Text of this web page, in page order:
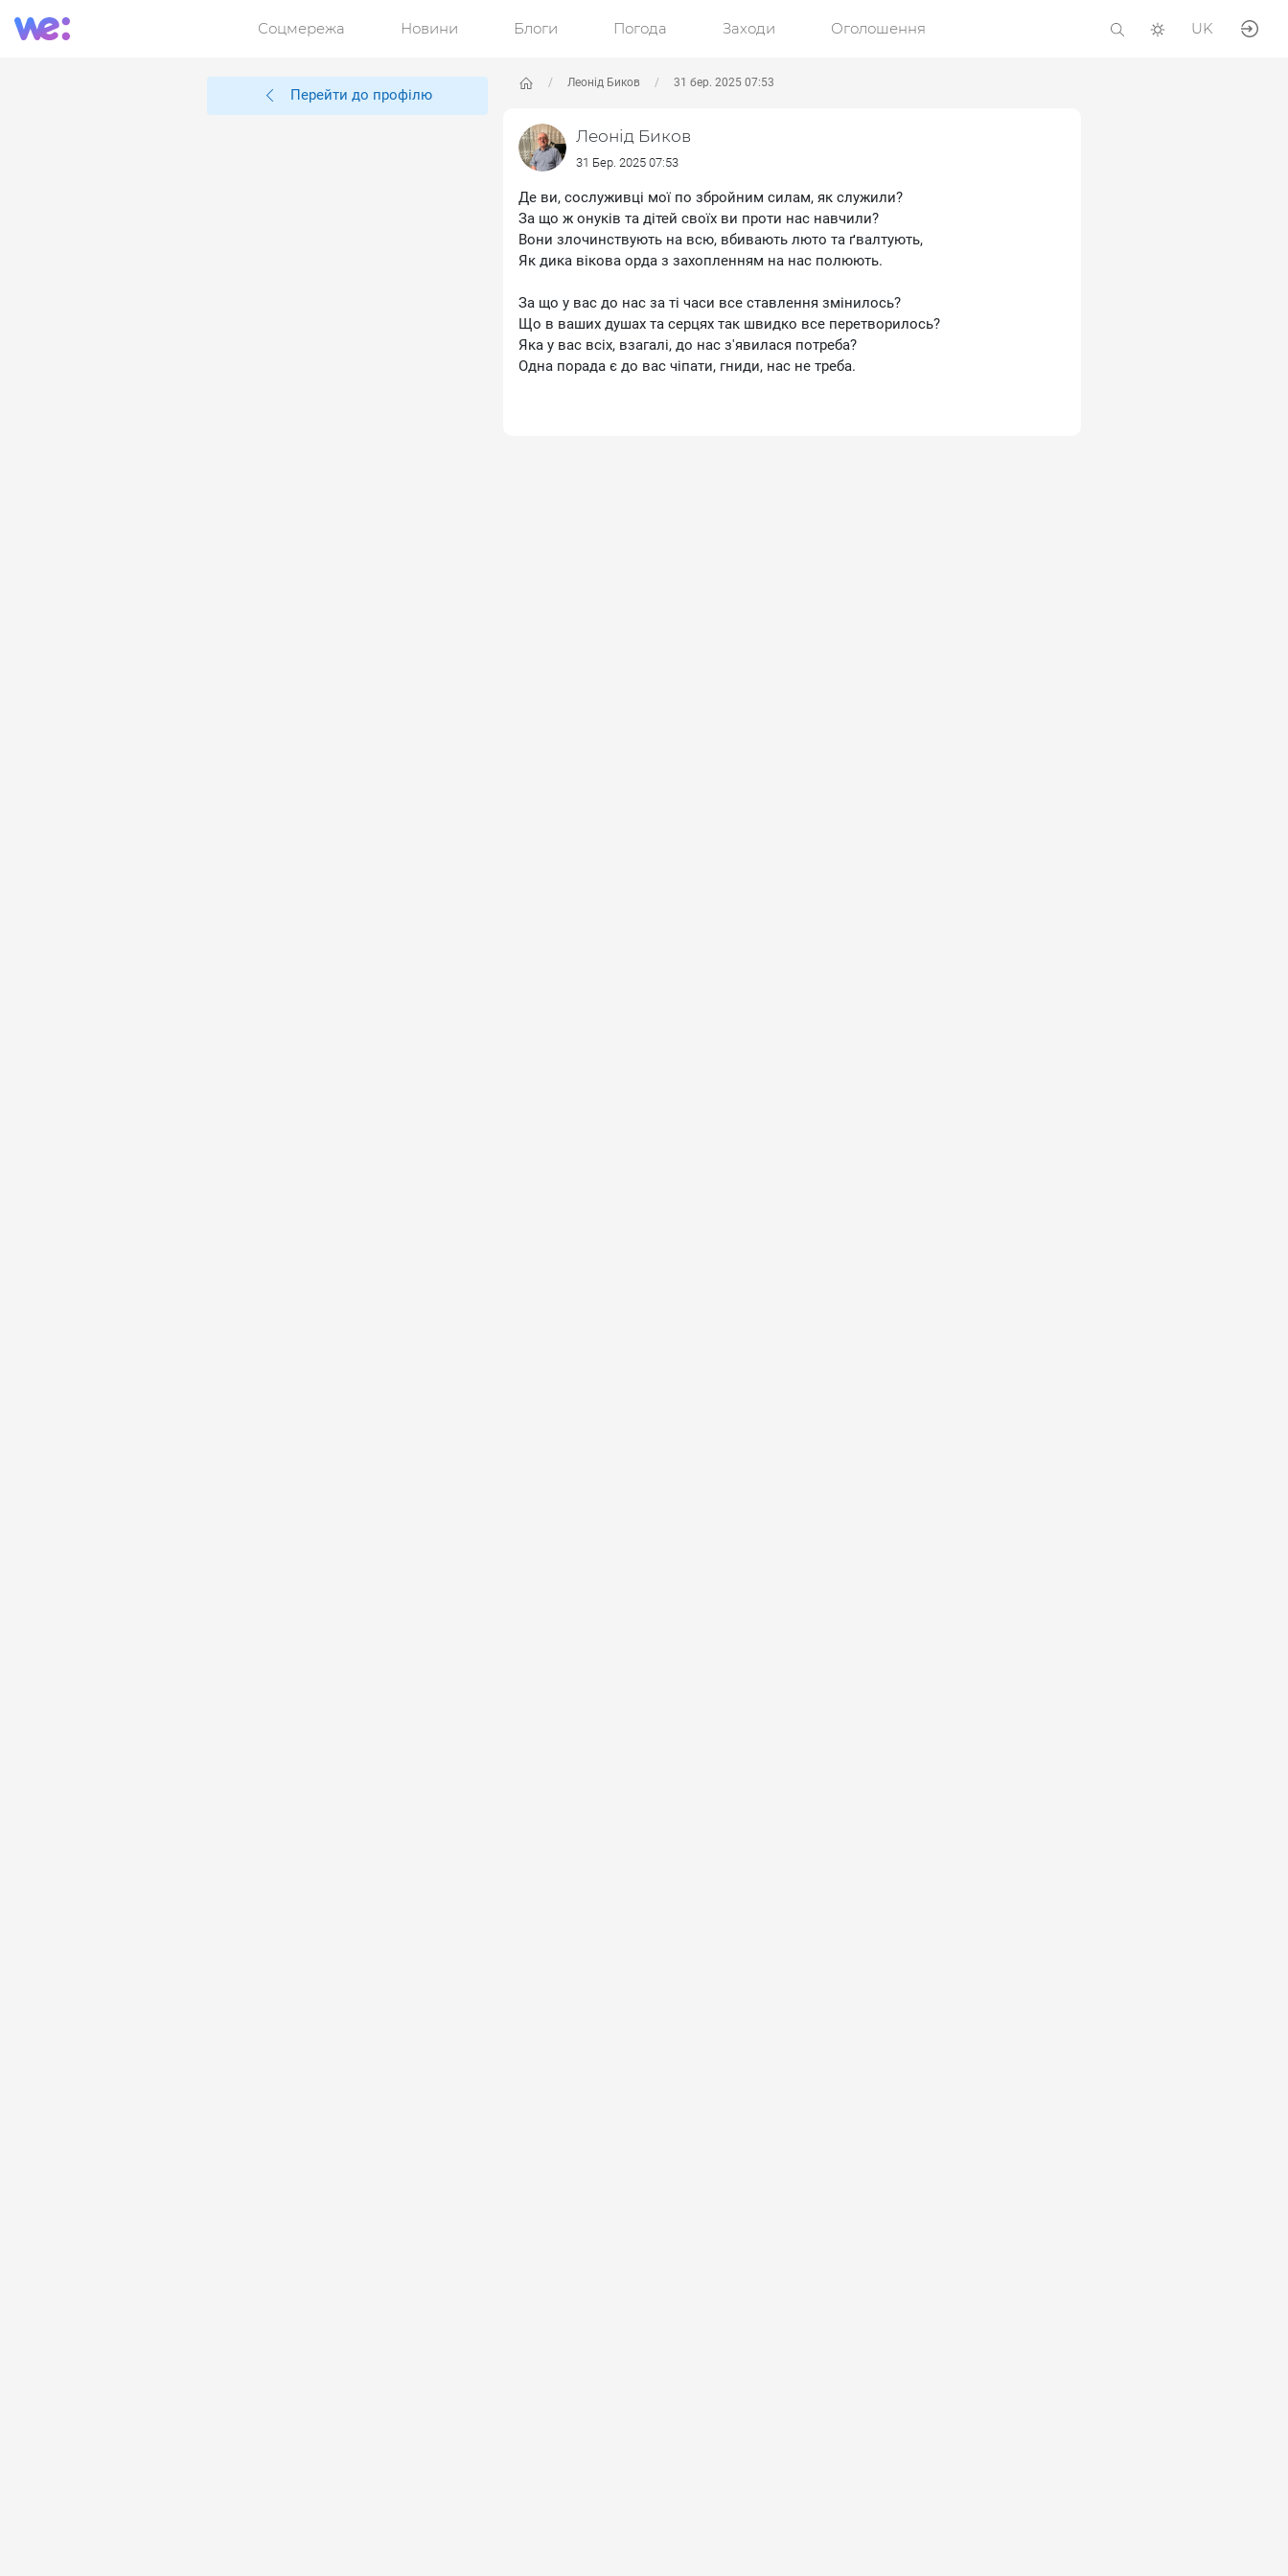
Соцмережа Новини Блоги Погода Заходи Оголошення UK
Перейти до профілю
Леонід Биков 31 бер. 2025 07:53
Леонід Биков
31 Бер. 2025 07:53
Де ви, сослуживці мої по збройним силам, як служили?
За що ж онуків та дітей своїх ви проти нас навчили?
Вони злочинствують на всю, вбивають люто та ґвалтують,
Як дика вікова орда з захопленням на нас полюють.
За що у вас до нас за ті часи все ставлення змінилось?
Що в ваших душах та серцях так швидко все перетворилось?
Яка у вас всіх, взагалі, до нас з'явилася потреба?
Одна порада є до вас чіпати, гниди, нас не треба.